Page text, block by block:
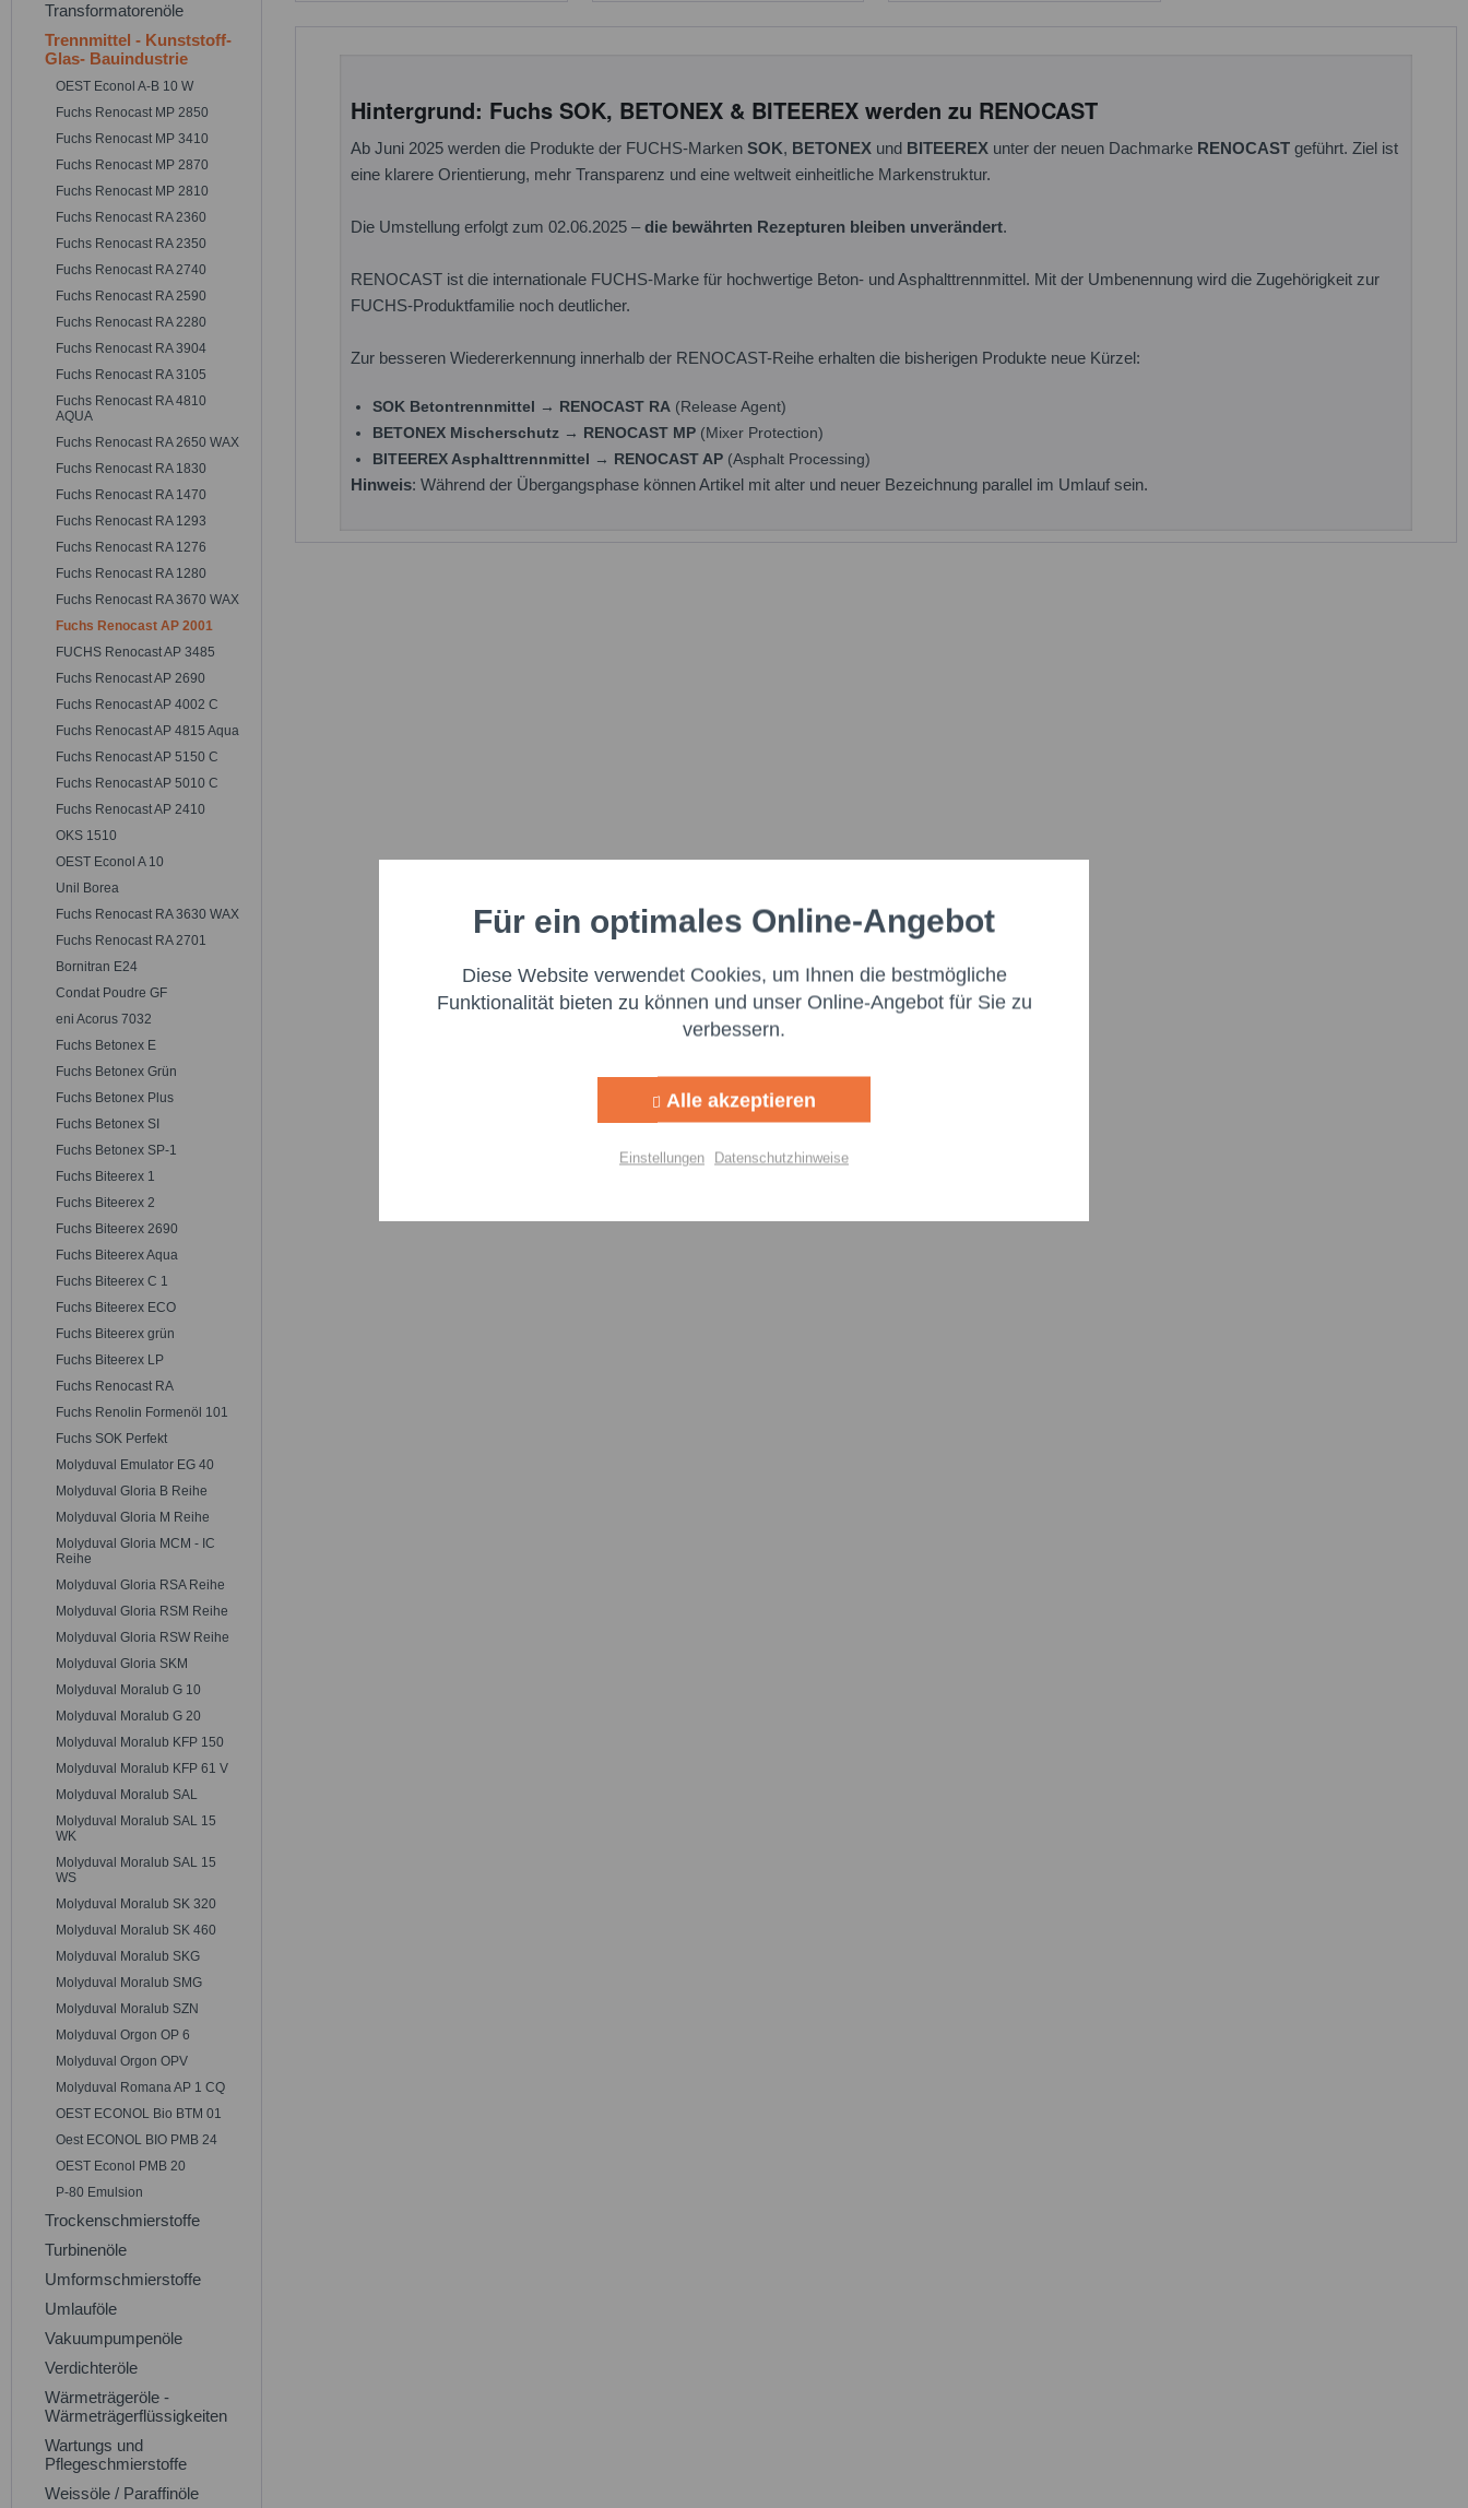
Transformatorenöle
Trennmittel - Kunststoff-
Glas- Bauindustrie
OEST Econol A-B 10 W
Fuchs Renocast MP 2850
Fuchs Renocast MP 3410
Fuchs Renocast MP 2870
Fuchs Renocast MP 2810
Fuchs Renocast RA 2360
Fuchs Renocast RA 2350
Fuchs Renocast RA 2740
Fuchs Renocast RA 2590
Fuchs Renocast RA 2280
Fuchs Renocast RA 3904
Fuchs Renocast RA 3105
Fuchs Renocast RA 4810
AQUA
Fuchs Renocast RA 2650 WAX
Fuchs Renocast RA 1830
Fuchs Renocast RA 1470
Fuchs Renocast RA 1293
Fuchs Renocast RA 1276
Fuchs Renocast RA 1280
Fuchs Renocast RA 3670 WAX
Fuchs Renocast AP 2001
FUCHS Renocast AP 3485
Fuchs Renocast AP 2690
Fuchs Renocast AP 4002 C
Fuchs Renocast AP 4815 Aqua
Fuchs Renocast AP 5150 C
Fuchs Renocast AP 5010 C
Fuchs Renocast AP 2410
OKS 1510
OEST Econol A 10
Unil Borea
Fuchs Renocast RA 3630 WAX
Fuchs Renocast RA 2701
Bornitran E24
Condat Poudre GF
eni Acorus 7032
Fuchs Betonex E
Fuchs Betonex Grün
Fuchs Betonex Plus
Fuchs Betonex SI
Fuchs Betonex SP-1
Fuchs Biteerex 1
Fuchs Biteerex 2
Fuchs Biteerex 2690
Fuchs Biteerex Aqua
Fuchs Biteerex C 1
Fuchs Biteerex ECO
Fuchs Biteerex grün
Fuchs Biteerex LP
Fuchs Renocast RA
Fuchs Renolin Formenöl 101
Fuchs SOK Perfekt
Molyduval Emulator EG 40
Molyduval Gloria B Reihe
Molyduval Gloria M Reihe
Molyduval Gloria MCM - IC
Reihe
Molyduval Gloria RSA Reihe
Molyduval Gloria RSM Reihe
Molyduval Gloria RSW Reihe
Molyduval Gloria SKM
Molyduval Moralub G 10
Molyduval Moralub G 20
Molyduval Moralub KFP 150
Molyduval Moralub KFP 61 V
Molyduval Moralub SAL
Molyduval Moralub SAL 15
WK
Molyduval Moralub SAL 15
WS
Molyduval Moralub SK 320
Molyduval Moralub SK 460
Molyduval Moralub SKG
Molyduval Moralub SMG
Molyduval Moralub SZN
Molyduval Orgon OP 6
Molyduval Orgon OPV
Molyduval Romana AP 1 CQ
OEST ECONOL Bio BTM 01
Oest ECONOL BIO PMB 24
OEST Econol PMB 20
P-80 Emulsion
Trockenschmierstoffe
Turbinenöle
Umformschmierstoffe
Umlauföle
Vakuumpumpenöle
Verdichteröle
Wärmeträgeröle -
Wärmeträgerflüssigkeiten
Wartungs und
Pflegeschmierstoffe
Weissöle / Paraffinöle
Hintergrund: Fuchs SOK, BETONEX & BITEEREX werden zu RENOCAST
Ab Juni 2025 werden die Produkte der FUCHS-Marken SOK, BETONEX und BITEEREX unter der neuen Dachmarke RENOCAST geführt. Ziel ist
eine klarere Orientierung, mehr Transparenz und eine weltweit einheitliche Markenstruktur.
Die Umstellung erfolgt zum 02.06.2025 –die bewährten Rezepturen bleiben unverändert.
RENOCAST ist die internationale FUCHS-Marke für hochwertige Beton- und Asphalttrennmittel. Mit der Umbenennung wird die Zugehörigkeit zur
FUCHS-Produktfamilie noch deutlicher.
Zur besseren Wiedererkennung innerhalb der RENOCAST-Reihe erhalten die bisherigen Produkte neue Kürzel:
SOK Betontrennmittel → RENOCAST RA (Release Agent)
BETONEX Mischerschutz → RENOCAST MP (Mixer Protection)
BITEEREX Asphalttrennmittel → RENOCAST AP (Asphalt Processing)
Hinweis: Während der Übergangsphase können Artikel mit alter und neuer Bezeichnung parallel im Umlauf sein.
Funktionale Aktiv
Marketing Aktiv
Für ein optimales Online-Angebot
Diese Website verwendet Cookies, um Ihnen die bestmögliche
Funktionalität bieten zu können und unser Online-Angebot für Sie zu
verbessern.
Alle akzeptieren
Einstellungen Datenschutzhinweise